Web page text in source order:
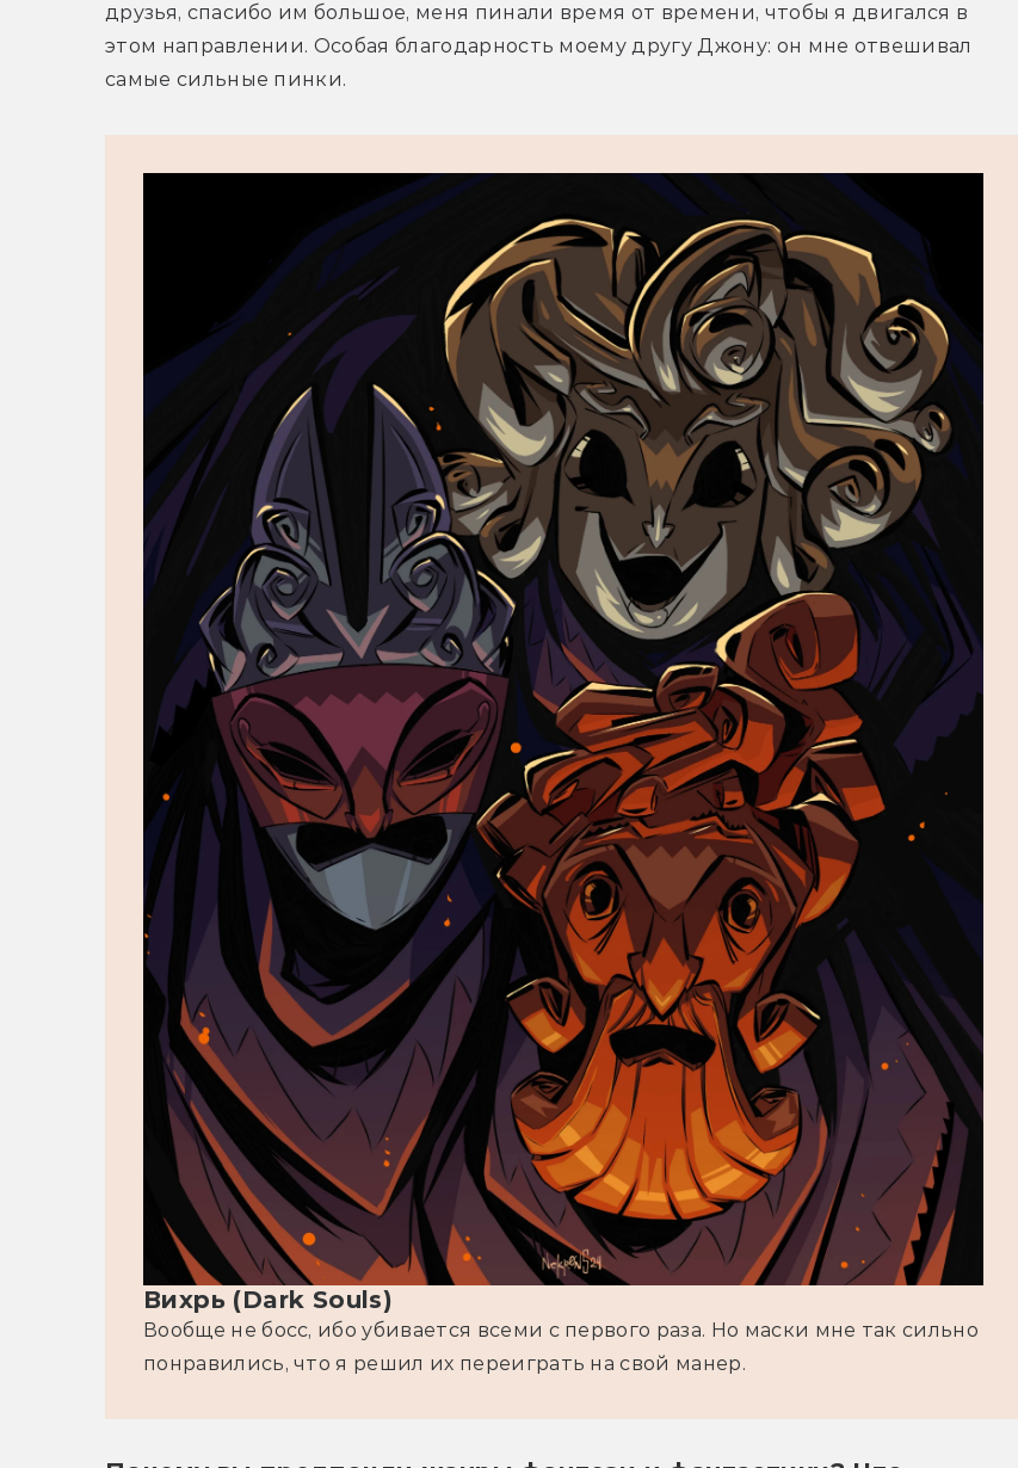
друзья, спасибо им большое, меня пинали время от времени, чтобы я двигался в
этом направлении. Особая благодарность моему другу Джону: он мне отвешивал
самые сильные пинки.
Вихрь (Dark Souls)
Вообще не босс, ибо убивается всеми с первого раза. Но маски мне так сильно
понравились, что я решил их переиграть на свой манер.